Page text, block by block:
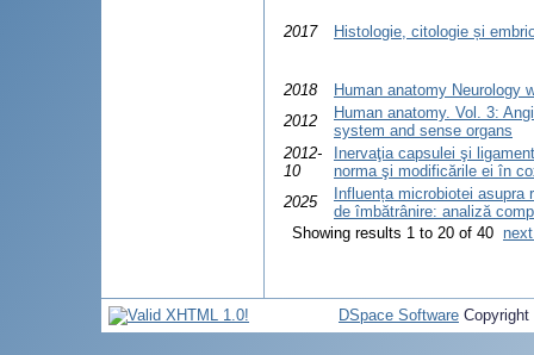
2017 Histologie, citologie și
2018
Human anatomy Neurology
2012
Human anatomy. Vol. 3:
system and sense organs
2012-
10
Inervaţia capsulei şi
norma şi modificările ei în
2025
Influența microbiotei
de îmbătrânire: analiză
Showing results 1 to 20 of 40
DSpace Software